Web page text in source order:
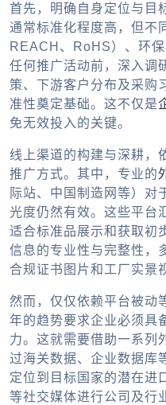
首先，明确自身定位与目
通常标准化程度高，但不
REACH、RoHS）、环
任何推广活动前，深入调
策、下游客户分布及采购
准性奠定基础。这不仅是
免无效投入的关键。
线上渠道的构建与深耕，
推广方式。其中，专业的
际站、中国制造网等）对
光度仍然有效。这些平台
适合标准品展示和获取初
信息的专业性与完整性，
合规证书图片和工厂实景
然而，仅仅依赖平台被动
年的趋势要求企业必须具
力。这就需要借助一系列
过海关数据、企业数据库
定位到目标国家的潜在进
等社交媒体进行公司及行